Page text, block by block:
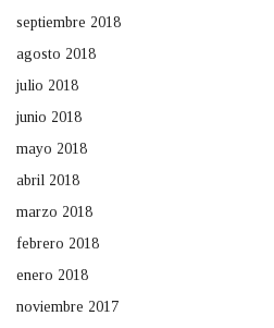
septiembre 2018
agosto 2018
julio 2018
junio 2018
mayo 2018
abril 2018
marzo 2018
febrero 2018
enero 2018
noviembre 2017